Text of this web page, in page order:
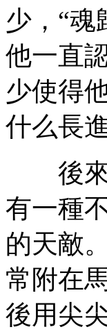
少，“魂
他一直
少使得
什么長進
後來
有一種
的天敵
常附在
後用尖